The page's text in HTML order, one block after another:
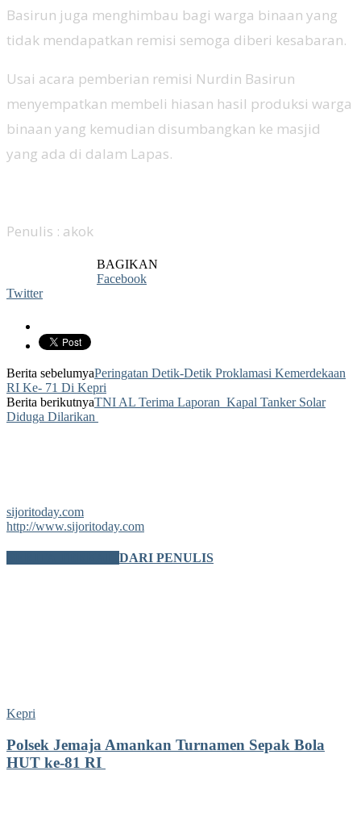
Basirun juga menghimbau bagi warga binaan yang
tidak mendapatkan remisi semoga diberi kesabaran.
Usai acara pemberian remisi Nurdin Basirun
menyempatkan membeli hiasan hasil produksi warga
binaan yang kemudian disumbangkan ke masjid
yang ada di dalam Lapas.
Penulis : akok
BAGIKAN
Facebook
Twitter
Berita sebelumyaPeringatan Detik-Detik Proklamasi Kemerdekaan
RI Ke- 71 Di Kepri
Berita berikutnyaTNI AL Terima Laporan Kapal Tanker Solar
Diduga Dilarikan
sijoritoday.com
http://www.sijoritoday.com
DARI PENULIS
Kepri
Polsek Jemaja Amankan Turnamen Sepak Bola
HUT ke-81 RI ‎